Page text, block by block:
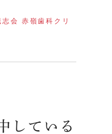
志会 赤嶺歯科クリ
している